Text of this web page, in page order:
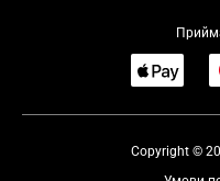
Copyright ©